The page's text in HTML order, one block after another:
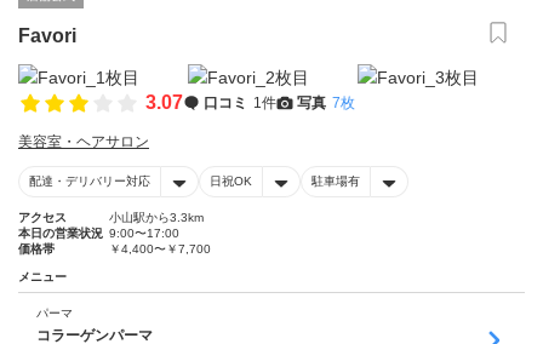
Favori
3.07 口コミ 1件 写真 7枚
美容室・ヘアサロン
配達・デリバリー対応 日祝OK 駐車場有
アクセス
小山駅から3.3km
本日の営業状況 9:00〜17:00
価格帯
￥4,400〜￥7,700
メニュー
パーマ
コラーゲンパーマ